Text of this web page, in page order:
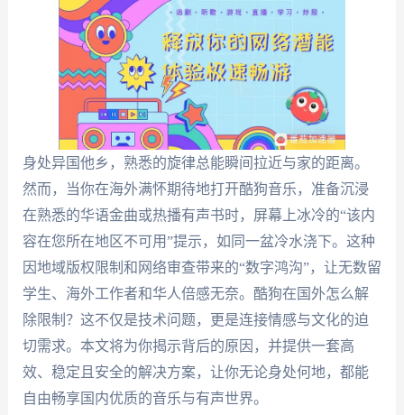
身处异国他乡，熟悉的旋律总能瞬间拉近与家的距离。
然而，当你在海外满怀期待地打开酷狗音乐，准备沉浸
在熟悉的华语金曲或热播有声书时，屏幕上冰冷的“该内
容在您所在地区不可用”提示，如同一盆冷水浇下。这种
因地域版权限制和网络审查带来的“数字鸿沟”，让无数留
学生、海外工作者和华人倍感无奈。酷狗在国外怎么解
除限制？这不仅是技术问题，更是连接情感与文化的迫
切需求。本文将为你揭示背后的原因，并提供一套高
效、稳定且安全的解决方案，让你无论身处何地，都能
自由畅享国内优质的音乐与有声世界。